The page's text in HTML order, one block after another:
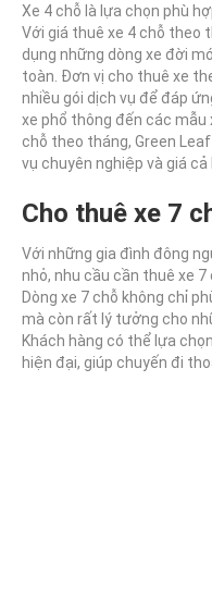
Xe 4 chỗ là lựa chọn phù
Với giá thuê xe 4 chỗ theo
dụng những dòng xe đời
toàn. Đơn vị cho thuê xe
nhiều gói dịch vụ để đáp
xe phổ thông đến các mẫu
chỗ theo tháng, Green
vụ chuyên nghiệp và giá cả
Cho thuê xe 7
Với những gia đình đông
nhỏ, nhu cầu cần thuê xe
Dòng xe 7 chỗ không chỉ
mà còn rất lý tưởng cho
Khách hàng có thể lựa
hiện đại, giúp chuyến đi